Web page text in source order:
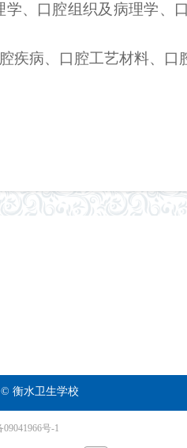
、口腔组织及病理学、
疾病、口腔工艺材料、
© 衡水卫生学校
09041966号-1